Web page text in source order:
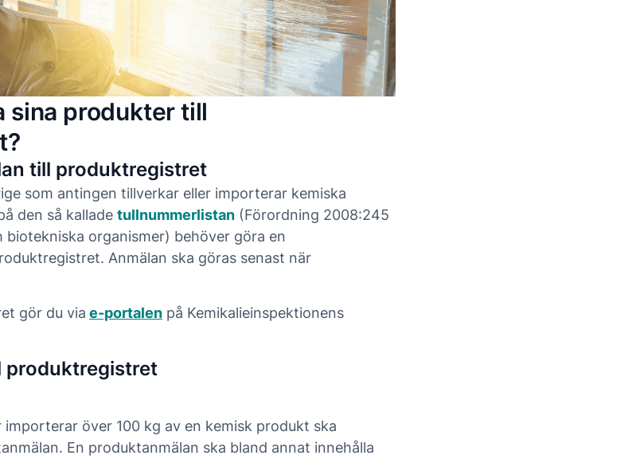
sina produkter till
till produktregistret
som antingen tillverkar eller importerar kemiska
den så kallade tullnummerlistan (Förordning 2008:245
organismer) behöver göra en
Anmälan ska göras senast när
gör du via e-portalen på Kemikalieinspektionens
produktregistret
över 100 kg av en kemisk produkt ska
En produktanmälan ska bland annat innehålla